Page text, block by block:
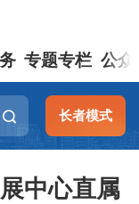
专题专栏 公众
长者模式
中心直属